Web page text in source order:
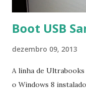
Boot USB
dezembro 09, 2013
A linha de Ultrabooks
o Windows 8